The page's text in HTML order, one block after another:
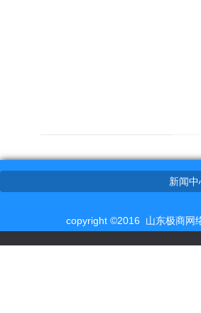
新闻中
copyright ©2016 山东极商网